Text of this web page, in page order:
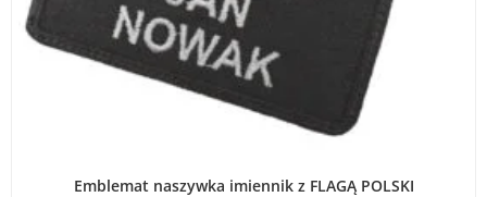
Emblemat naszywka imiennik z FLAGĄ POLSKI